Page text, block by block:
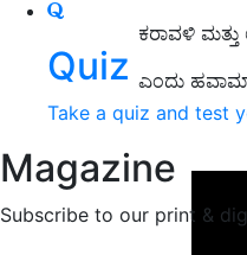
Quiz
Take a quiz and test
Magazine
Subscribe to our print &
ಕರಾವಳಿ
ಎಂದು